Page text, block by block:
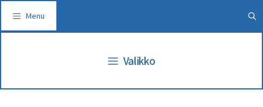
sisältöön
Menu
Valikko